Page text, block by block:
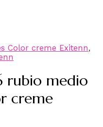
Color creme Exitenn,
rubio medio
creme